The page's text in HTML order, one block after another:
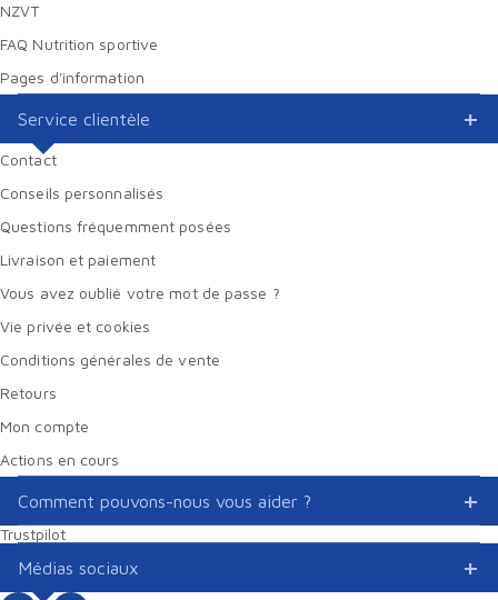
NZVT
FAQ Nutrition sportive
Pages d'information
Service clientèle
Contact
Conseils personnalisés
Questions fréquemment posées
Livraison et paiement
Vous avez oublié votre mot de passe ?
Vie privée et cookies
Conditions générales de vente
Retours
Mon compte
Actions en cours
Comment pouvons-nous vous aider ?
Trustpilot
Médias sociaux